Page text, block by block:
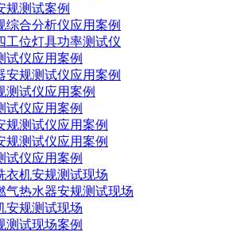
规测试案例
综合分析仪应用案例
工位灯具功率测试仪
试仪应用案例
安规测试仪应用案例
测试仪应用案例
试仪应用案例
规测试仪应用案例
规测试仪应用案例
试仪应用案例
衣机安规测试现场
气热水器安规测试现场
安规测试现场
测试现场案例